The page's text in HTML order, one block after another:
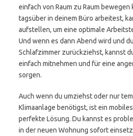
einfach von Raum zu Raum bewegen
tagsüber in deinem Büro arbeitest,
aufstellen, um eine optimale
Und wenn es dann Abend wird und
Schlafzimmer zurückziehst, kannst
einfach mitnehmen und für eine
sorgen.
Auch wenn du umziehst oder nur
Klimaanlage benötigst, ist ein
perfekte Lösung. Du kannst es
in der neuen Wohnung sofort